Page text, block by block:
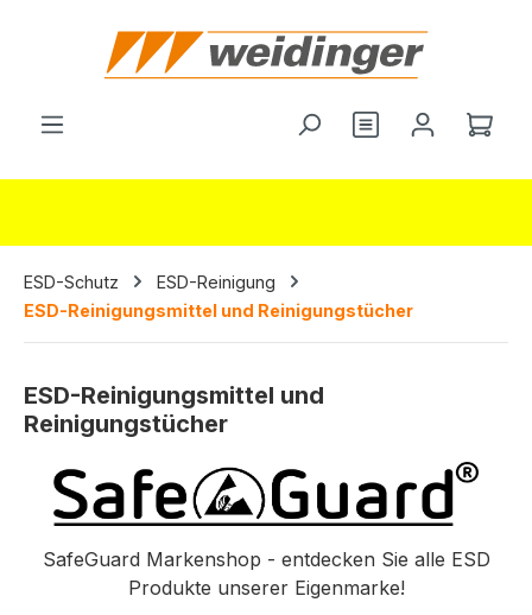
springen
Du hast 0
ESD-Schutz
ESD-Reinigung
ESD-Reinigungsmittel und Reinigungstücher
ESD-Reinigungsmittel und
Reinigungstücher
SafeGuard Markenshop - entdecken Sie alle ESD
Produkte unserer Eigenmarke!